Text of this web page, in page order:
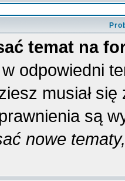
temat na
odpowiedni
musiał
są
nowe